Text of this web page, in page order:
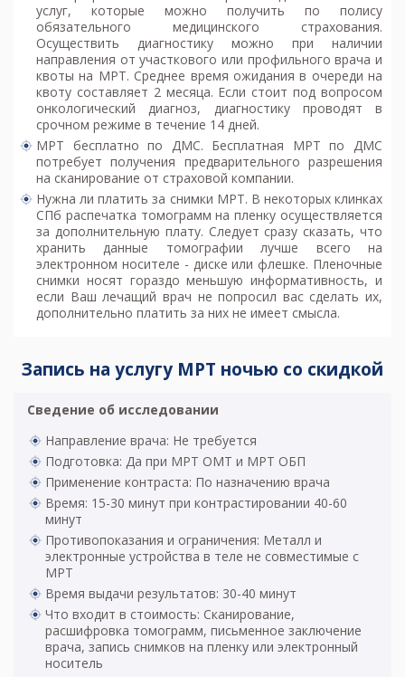
услуг, которые можно получить по полису
обязательного медицинского страхования.
Осуществить диагностику можно при наличии
направления от участкового или профильного врача и
квоты на МРТ. Среднее время ожидания в очереди на
квоту составляет 2 месяца. Если стоит под вопросом
онкологический диагноз, диагностику проводят в
срочном режиме в течение 14 дней.
МРТ бесплатно по ДМС. Бесплатная МРТ по ДМС
потребует получения предварительного разрешения
на сканирование от страховой компании.
Нужна ли платить за снимки МРТ. В некоторых клинках
СПб распечатка томограмм на пленку осуществляется
за дополнительную плату. Следует сразу сказать, что
хранить данные томографии лучше всего на
электронном носителе - диске или флешке. Пленочные
снимки носят гораздо меньшую информативность, и
если Ваш лечащий врач не попросил вас сделать их,
дополнительно платить за них не имеет смысла.
Запись на услугу МРТ ночью со скидкой
Сведение об исследовании
Направление врача: Не требуется
Подготовка: Да при МРТ ОМТ и МРТ ОБП
Применение контраста: По назначению врача
Время: 15-30 минут при контрастировании 40-60
минут
Противопоказания и ограничения: Металл и
электронные устройства в теле не совместимые с
МРТ
Время выдачи результатов: 30-40 минут
Что входит в стоимость: Сканирование,
расшифровка томограмм, письменное заключение
врача, запись снимков на пленку или электронный
носитель